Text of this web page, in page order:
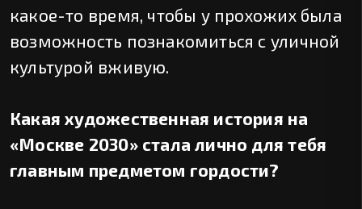
какое-то время, чтобы у прохожих была
возможность познакомиться с уличной
культурой вживую.
Какая художественная история на
«Москве 2030» стала лично для тебя
главным предметом гордости?